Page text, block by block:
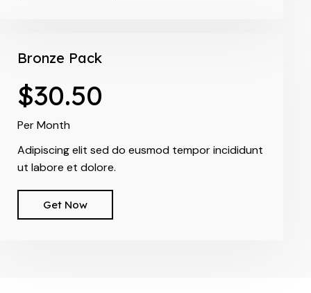
Bronze Pack
$30.50
Per Month
Adipiscing elit sed do eusmod tempor incididunt
ut labore et dolore.
Get Now